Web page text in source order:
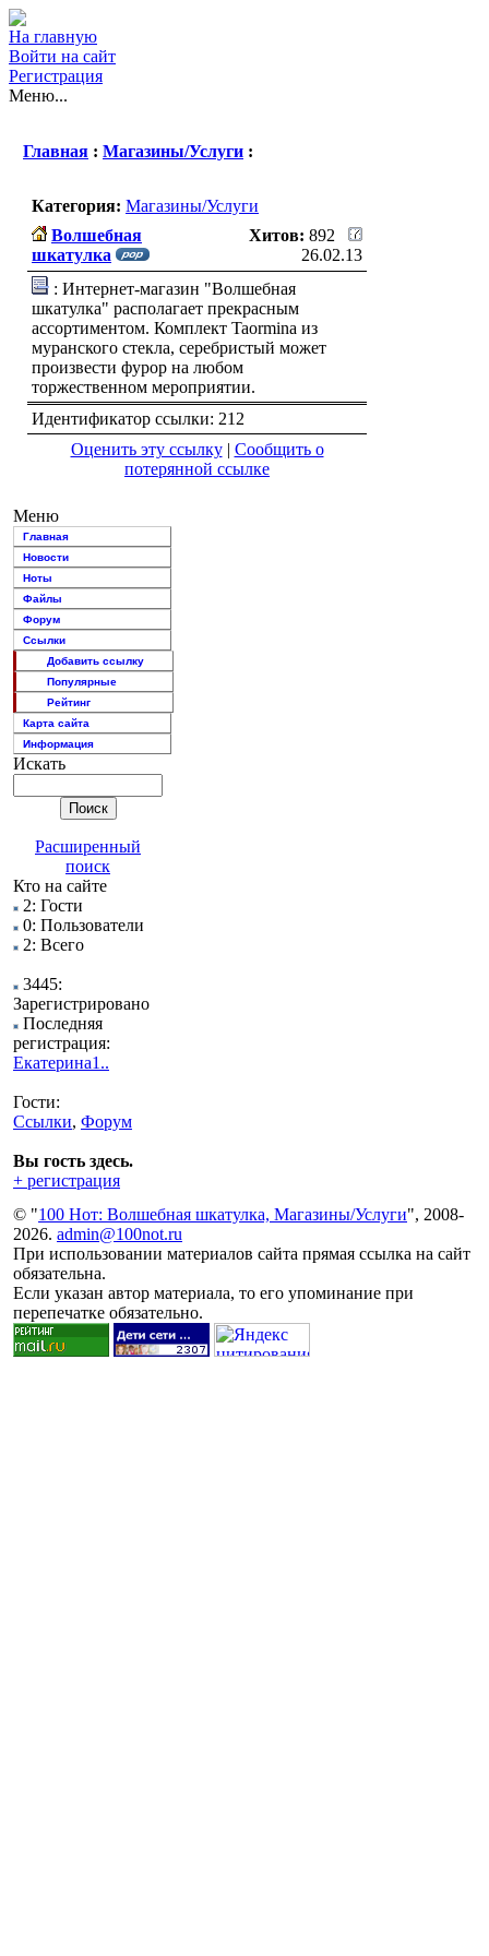
На главную
Войти на сайт
Регистрация
Меню...
Главная : Магазины/Услуги :
Категория: Магазины/Услуги
Волшебная
шкатулка
Хитов: 892
26.02.13
: Интернет-магазин "Волшебная
шкатулка" располагает прекрасным
ассортиментом. Комплект Taormina из
муранского стекла, серебристый может
произвести фурор на любом
торжественном мероприятии.
Идентификатор ссылки: 212
Оценить эту ссылку| Сообщить о
потерянной ссылке
Меню
Главная
Новости
Ноты
Файлы
Форум
Ссылки
Добавить ссылку
Популярные
Рейтинг
Карта сайта
Информация
Искать
Расширенный
поиск
Кто на сайте
2: Гости
0: Пользователи
2: Всего
3445:
Зарегистрировано
Последняя
регистрация:
Екатерина1..
Гости:
Ссылки, Форум
Вы гость здесь.
+ регистрация
© "100 Нот: Волшебная шкатулка, Магазины/Услуги", 2008-
2026. admin@100not.ru
При использовании материалов сайта прямая ссылка на сайт
обязательна.
Если указан автор материала, то его упоминание при
перепечатке обязательно.